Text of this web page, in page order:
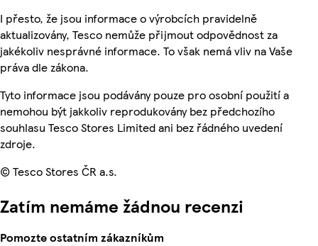
I přesto, že jsou informace o výrobcích pravidelně
aktualizovány, Tesco nemůže přijmout odpovědnost za
jakékoliv nesprávné informace. To však nemá vliv na Vaše
práva dle zákona.
Tyto informace jsou podávány pouze pro osobní použití a
nemohou být jakkoliv reprodukovány bez předchozího
souhlasu Tesco Stores Limited ani bez řádného uvedení
zdroje.
© Tesco Stores ČR a.s.
Zatím nemáme žádnou recenzi
Pomozte ostatním zákazníkům